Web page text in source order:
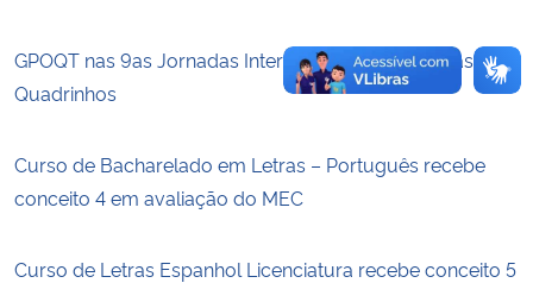
Gabinete de Segurança Institucional
GPOQT nas 9as Jornadas Internacionais de Histórias em
Quadrinhos
Curso de Bacharelado em Letras – Português recebe
conceito 4 em avaliação do MEC
Curso de Letras Espanhol Licenciatura recebe conceito 5